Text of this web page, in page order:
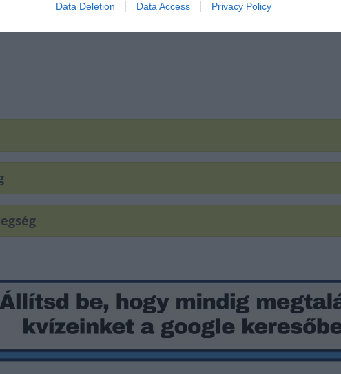
Data Deletion Data Access Privacy Policy